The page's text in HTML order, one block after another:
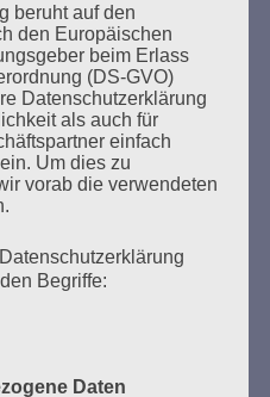
11 – 18 Uhr
von Büchern am
wo im Mai 1933 NS-
beruht auf den
den Europäischen
beim Erlass
(DS-GVO)
Datenschutzerklärung
als auch für
einfach
Um dies zu
vorab die verwendeten
Begriffe:
Daten